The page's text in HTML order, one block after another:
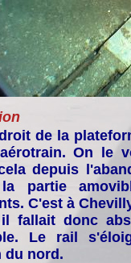
de la
On le
depuis
partie
C'est à
fallait donc
Le rail
du nord.